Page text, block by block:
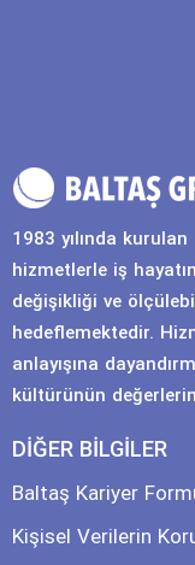
1983 yılında
hizmetlerle iş
değişikliği ve
hedeflemektedir.
anlayışına
kültürünün
DİĞER BİLGİLER
Baltaş Kariyer
Kişisel Verilerin